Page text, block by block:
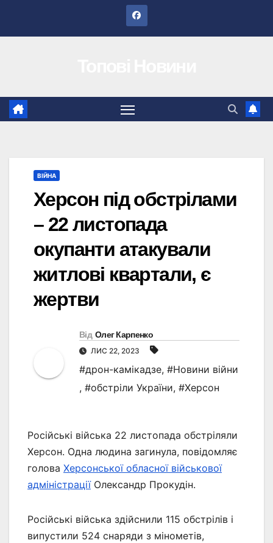
ВІЙНА
Херсон під обстрілами
– 22 листопада
окупанти атакували
житлові квартали, є
жертви
Від Олег Карпенко
ЛИС 22, 2023
#дрон-камікадзе, #Новини війни
, #обстріли України, #Херсон
Російські війська 22 листопада обстріляли
Херсон. Одна людина загинула, повідомляє
голова Херсонської обласної військової
адміністраціїОлександр Прокудін.
Російські війська здійснили 115 обстрілів і
випустили 524 снаряди з мінометів,